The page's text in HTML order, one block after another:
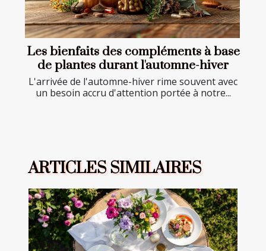
Les bienfaits des compléments à base
de plantes durant l'automne-hiver
L'arrivée de l'automne-hiver rime souvent avec
un besoin accru d'attention portée à notre...
ARTICLES SIMILAIRES